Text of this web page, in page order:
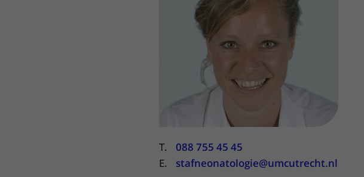
Onze verpleegafdelingen
Betere zorg door onderzoek
T.
088 755 45 45
E.
stafneonatologie@umcutrecht.nl